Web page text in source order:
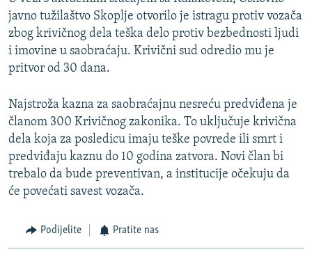
javno tužilaštvo Skoplje otvorilo je istragu protiv vozača
zbog krivičnog dela teška delo protiv bezbednosti ljudi
i imovine u saobraćaju. Krivični sud odredio mu je
pritvor od 30 dana.
Najstroža kazna za saobraćajnu nesreću predviđena je
članom 300 Krivičnog zakonika. To uključuje krivična
dela koja za posledicu imaju teške povrede ili smrt i
predviđaju kaznu do 10 godina zatvora. Novi član bi
trebalo da bude preventivan, a institucije očekuju da
će povećati savest vozača.
Podijelite Pratite nas